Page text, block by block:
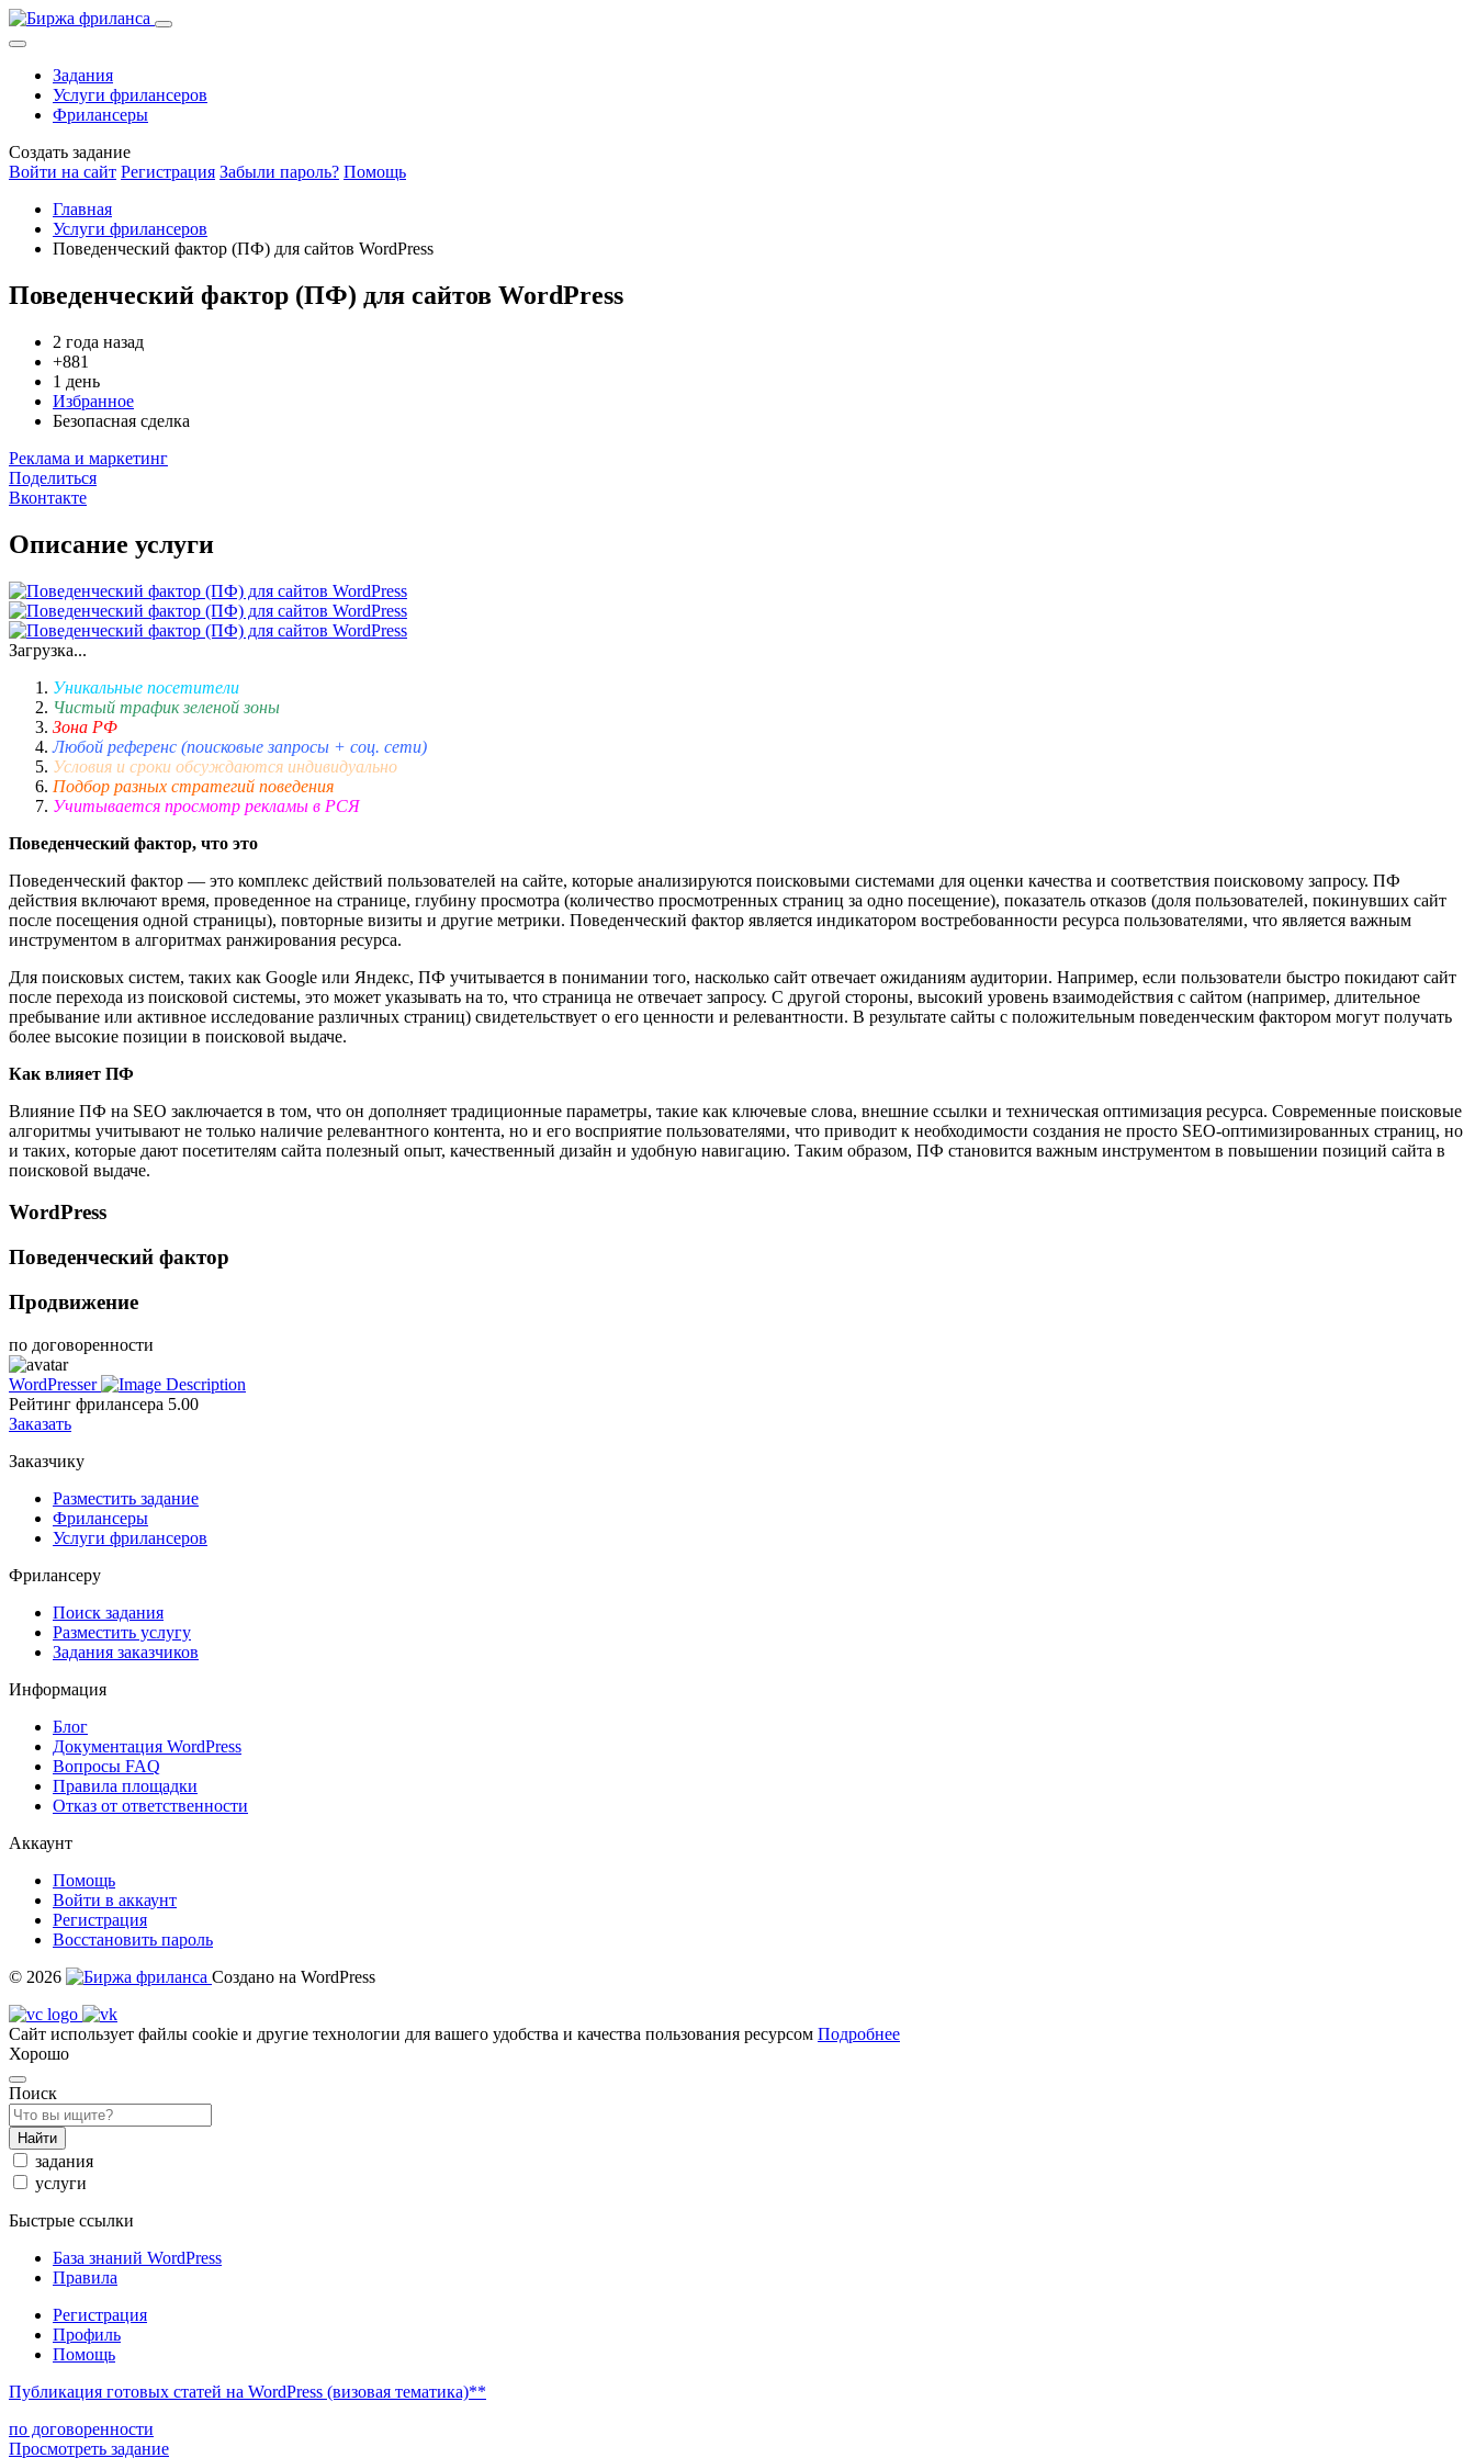
Задания
Услуги фрилансеров
Фрилансеры
Создать задание
Войти на сайт Регистрация Забыли пароль? Помощь
Главная
Услуги фрилансеров
Поведенческий фактор (ПФ) для сайтов WordPress
Поведенческий фактор (ПФ) для сайтов WordPress
2 года назад
+881
1 день
Избранное
Безопасная сделка
Реклама и маркетинг
Поделиться
Вконтакте
Описание услуги
Загрузка...
Уникальные посетители
Чистый трафик зеленой зоны
Зона РФ
Любой референс (поисковые запросы + соц. сети)
Условия и сроки обсуждаются индивидуально
Подбор разных стратегий поведения
Учитывается просмотр рекламы в РСЯ
Поведенческий фактор, что это
Поведенческий фактор — это комплекс действий пользователей на сайте, которые анализируются поисковыми системами для оценки качества и соответствия поисковому запросу. ПФ
действия включают время, проведенное на странице, глубину просмотра (количество просмотренных страниц за одно посещение), показатель отказов (доля пользователей, покинувших сайт
после посещения одной страницы), повторные визиты и другие метрики. Поведенческий фактор является индикатором востребованности ресурса пользователями, что является важным
инструментом в алгоритмах ранжирования ресурса.
Для поисковых систем, таких как Google или Яндекс, ПФ учитывается в понимании того, насколько сайт отвечает ожиданиям аудитории. Например, если пользователи быстро покидают сайт
после перехода из поисковой системы, это может указывать на то, что страница не отвечает запросу. С другой стороны, высокий уровень взаимодействия с сайтом (например, длительное
пребывание или активное исследование различных страниц) свидетельствует о его ценности и релевантности. В результате сайты с положительным поведенческим фактором могут получать
более высокие позиции в поисковой выдаче.
Как влияет ПФ
Влияние ПФ на SEO заключается в том, что он дополняет традиционные параметры, такие как ключевые слова, внешние ссылки и техническая оптимизация ресурса. Современные поисковые
алгоритмы учитывают не только наличие релевантного контента, но и его восприятие пользователями, что приводит к необходимости создания не просто SEO-оптимизированных страниц, но
и таких, которые дают посетителям сайта полезный опыт, качественный дизайн и удобную навигацию. Таким образом, ПФ становится важным инструментом в повышении позиций сайта в
поисковой выдаче.
WordPress
Поведенческий фактор
Продвижение
по договоренности
WordPresser
Рейтинг фрилансера 5.00
Заказать
Заказчику
Разместить задание
Фрилансеры
Услуги фрилансеров
Фрилансеру
Поиск задания
Разместить услугу
Задания заказчиков
Информация
Блог
Документация WordPress
Вопросы FAQ
Правила площадки
Отказ от ответственности
Аккаунт
Помощь
Войти в аккаунт
Регистрация
Восстановить пароль
© 2026
Создано на WordPress
Сайт использует файлы cookie и другие технологии для вашего удобства и качества пользования ресурсом Подробнее
Хорошо
Поиск
Найти
задания
услуги
Быстрые ссылки
База знаний WordPress
Правила
Регистрация
Профиль
Помощь
Публикация готовых статей на WordPress (визовая тематика)**
по договоренности
Просмотреть задание